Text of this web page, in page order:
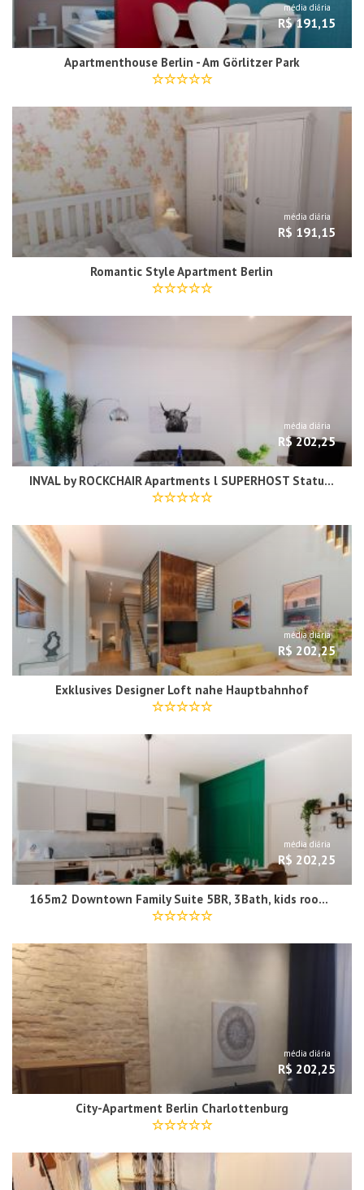
média diária
R$ 191,15
Apartmenthouse Berlin - Am Görlitzer Park
média diária
R$ 191,15
Romantic Style Apartment Berlin
média diária
R$ 202,25
INVAL by ROCKCHAIR Apartments l SUPERHOST Status l 2 Bedrooms Boxspringbeds 2 Bathrooms in City Center "Mitte" - Cozy Maisonette Family & Business Flair welcomes you!
média diária
R$ 202,25
Exklusives Designer Loft nahe Hauptbahnhof
média diária
R$ 202,25
165m2 Downtown Family Suite 5BR, 3Bath, kids room, 11min Alexanderplatz
média diária
R$ 202,25
City-Apartment Berlin Charlottenburg